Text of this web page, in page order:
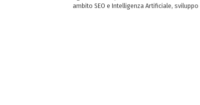
ambito SEO e Intelligenza Artificiale,